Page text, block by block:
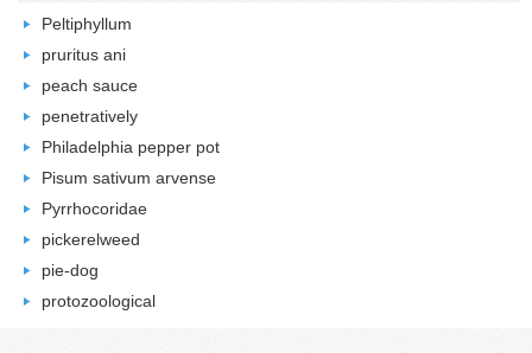
Peltiphyllum
pruritus ani
peach sauce
penetratively
Philadelphia pepper pot
Pisum sativum arvense
Pyrrhocoridae
pickerelweed
pie-dog
protozoological